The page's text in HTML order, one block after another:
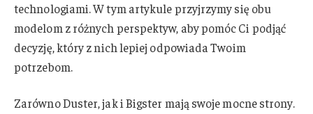
technologiami. W tym artykule przyjrzymy się obu
modelom z różnych perspektyw, aby pomóc Ci podjąć
decyzję, który z nich lepiej odpowiada Twoim
potrzebom.
Zarówno Duster, jak i Bigster mają swoje mocne strony.